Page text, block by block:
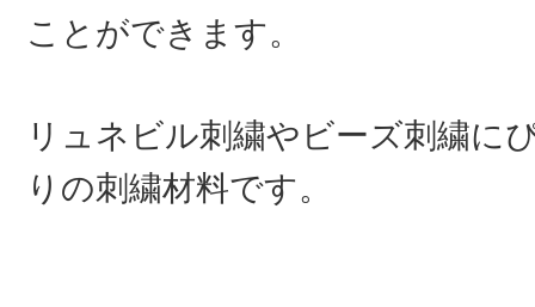
ことができます。
リュネビル刺繍やビーズ刺繍に
りの刺繍材料です。